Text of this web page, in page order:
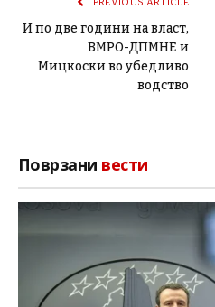
И по две години на власт,
ВМРО-ДПМНЕ и
Мицкоски во убедливо
водство
Поврзани вести